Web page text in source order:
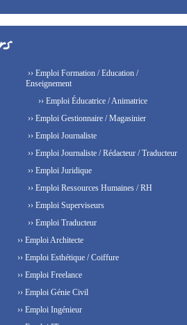
›› Emploi Formation / Education /
Enseignement
›› Emploi Éducatrice / Animatrice
›› Emploi Gestionnaire / Magasinier
›› Emploi Journaliste
›› Emploi Journaliste / Rédacteur / Traducteur
›› Emploi Juridique
›› Emploi Ressources Humaines / RH
›› Emploi Superviseurs
›› Emploi Traducteur
›› Emploi Architecte
›› Emploi Esthétique / Coiffure
›› Emploi Freelance
›› Emploi Génie Civil
›› Emploi Ingénieur